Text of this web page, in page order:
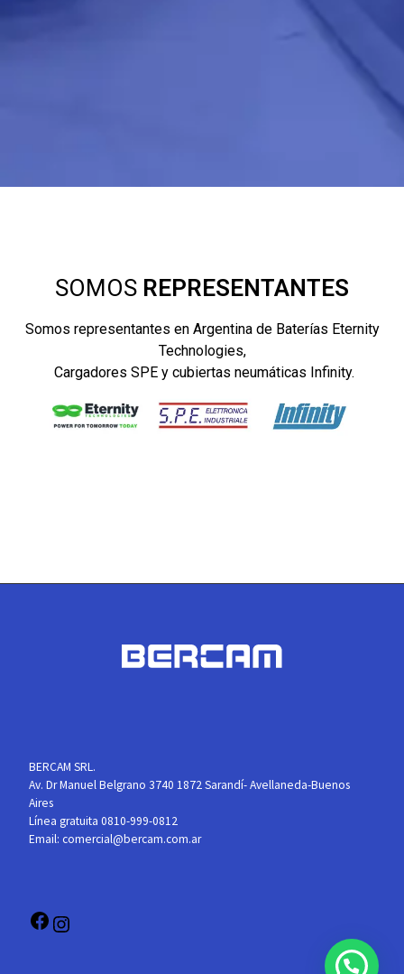
SOMOS REPRESENTANTES
Somos representantes en Argentina de Baterías Eternity
Technologies,
Cargadores SPE y cubiertas neumáticas Infinity.
BERCAM SRL.
Av. Dr Manuel Belgrano 3740 1872 Sarandí- Avellaneda-Buenos
Aires
Línea gratuita 0810-999-0812
Email: comercial@bercam.com.ar